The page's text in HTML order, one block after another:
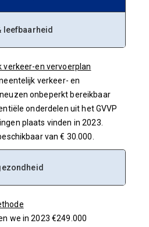
leefbaarheid
en vervoerplan
verkeer- en
onbeperkt bereikbaar
onderdelen uit het GVVP
plaats vinden in 2023.
van € 30.000.
we in 2023 €249.000